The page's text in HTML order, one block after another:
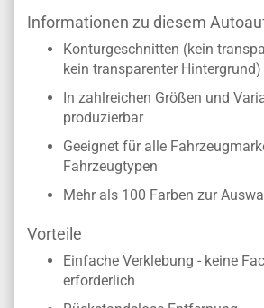
Informationen zu diesem
Konturgeschnitten (kein
kein transparenter Hintergrund)
In zahlreichen Größen und
produzierbar
Geeignet für alle
Fahrzeugtypen
Mehr als 100 Farben zur
Vorteile
Einfache Verklebung - keine
erforderlich